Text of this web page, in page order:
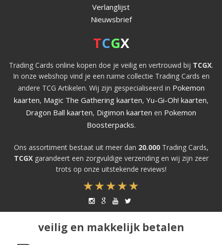
Verlanglijst
Nieuwsbrief
TCGX
Trading Cards online kopen doe je veilig en vertrouwd bij TCGX.
In onze webshop vind je een ruime collectie Trading Cards en
andere TCG Artikelen. Wij zijn gespecialiseerd in Pokemon
kaarten, Magic The Gathering kaarten, Yu-Gi-Oh! kaarten,
Dragon Ball kaarten, Digimon kaarten en Pokemon
Boosterpacks.
Ons assortiment bestaat uit meer dan 20.000Trading Cards,
TCGXgarandeert een zorgvuldige verzending en wij zijn zeer
trots op onze uitstekende reviews!
veilig en makkelijk betalen